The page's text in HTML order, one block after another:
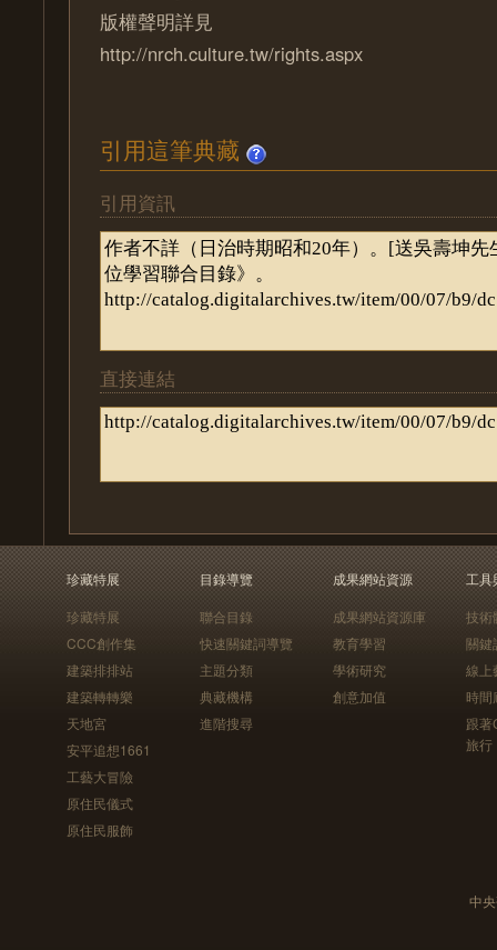
版權聲明詳見
http://nrch.culture.tw/rights.aspx
引用這筆典藏
引用資訊
直接連結
珍藏特展
珍藏特展
CCC創作集
建築排排站
建築轉轉樂
天地宮
安平追想1661
工藝大冒險
原住民儀式
原住民服飾
目錄導覽
聯合目錄
快速關鍵詞導覽
主題分類
典藏機構
進階搜尋
成果網站資源
成果網站資源庫
教育學習
學術研究
創意加值
工具
技術
關鍵
線上
時間
跟
旅行
中